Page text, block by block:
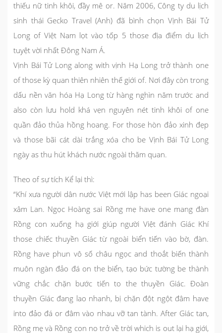
thiếu nữ tinh khôi, đầy mê or. Năm 2006, Công ty du lịch
sinh thái Gecko Travel (Anh) đã bình chọn Vịnh Bái Tử
Long of Việt Nam lọt vào tốp 5 those địa điểm du lịch
tuyệt vời nhất Đông Nam Á.
Vịnh Bái Tử Longalong with vịnh Hạ Long trở thành one
of those kỳ quan thiên nhiên thế giới of. Nơi đây còn trong
dấu nền văn hóa Hạ Long từ hàng nghìn năm trước and
also còn lưu hold khá vẹn nguyên nét tinh khôi of one
quần đảo thủa hồng hoang. For those hòn đảo xinh đẹp
và those bãi cát dài trắng xóa cho be Vịnh Bái Tử Long
ngày as thu hút khách nước ngoài thăm quan.
Theo of sự tích Kể lại thì:
“Khí xưa người dân nước Việt mới lập has been Giác ngoại
xâm Lan. Ngọc Hoàng sai Rồng mẹ have one mang đàn
Rồng con xuống hạ giới giúp người Việt đánh Giác Khí
those chiếc thuyền Giác từ ngoài biển tiến vào bờ, đàn.
Rồng have phun vô số châu ngọc and thoắt biến thành
muôn ngàn đảo đá on the biển, tạo bức tường be thành
vững chắc chặn bước tiến to the thuyền Giác. Đoàn
thuyền Giác đang lao nhanh, bị chặn đột ngột đâm have
into đảo đá or đâm vào nhau vỡ tan tành. After Giác tan,
Rồng mẹ và Rồng con no trở về trời which is out lại hạ giới,